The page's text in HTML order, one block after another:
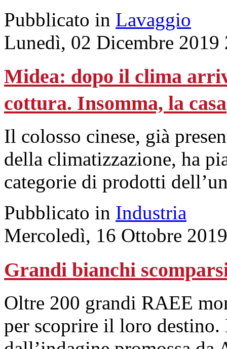
Pubblicato in Lavaggio
Lunedì, 02 Dicembre 2019
Midea: dopo il clima
cottura. Insomma, la casa
Il colosso cinese, già
della climatizzazione, ha
categorie di prodotti
Pubblicato in Industria
Mercoledì, 16 Ottobre
Grandi bianchi
Oltre 200 grandi RAEE
per scoprire il loro